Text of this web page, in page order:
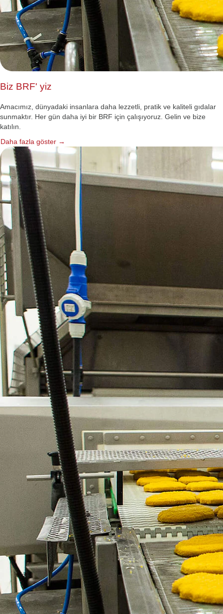
Biz BRF' yiz
Amacımız, dünyadaki insanlara daha lezzetli, pratik ve kaliteli gıdalar
sunmaktır. Her gün daha iyi bir BRF için çalışıyoruz. Gelin ve bize
katılın.
Daha fazla göster →